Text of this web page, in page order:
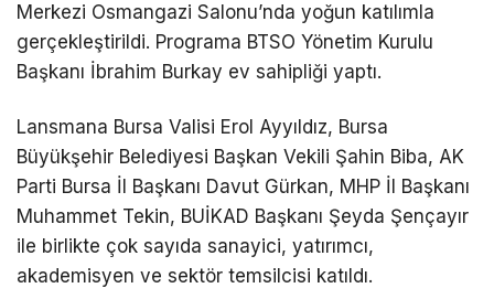
Merkezi Osmangazi Salonu’nda yoğun katılımla
gerçekleştirildi. Programa BTSO Yönetim Kurulu
Başkanı İbrahim Burkay ev sahipliği yaptı.
Lansmana Bursa Valisi Erol Ayyıldız, Bursa
Büyükşehir Belediyesi Başkan Vekili Şahin Biba, AK
Parti Bursa İl Başkanı Davut Gürkan, MHP İl Başkanı
Muhammet Tekin, BUİKAD Başkanı Şeyda Şençayır
ile birlikte çok sayıda sanayici, yatırımcı,
akademisyen ve sektör temsilcisi katıldı.